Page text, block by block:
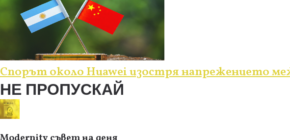
Спорът около Huawei изостря напрежението
НЕ ПРОПУСКАЙ